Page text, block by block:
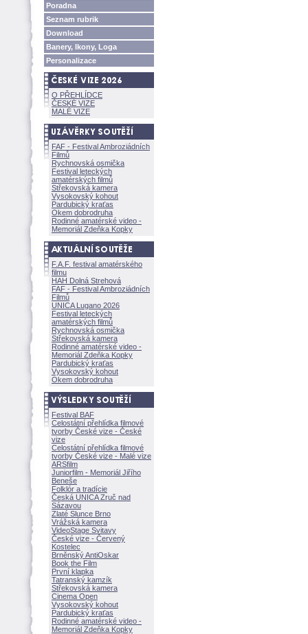
Poradna
Seznam rubrik
Download
Banery, Ikony, Loga
Personalizace
O PŘEHLÍDCE
ČESKÉ VIZE
MALÉ VIZE
FAF - Festival Ambroziádních
Filmů
Rychnovská osmička
Festival leteckých
amatérských filmů
Střekovská kamera
Vysokovský kohout
Pardubický kraťas
Okem dobrodruha
Rodinné amatérské video -
Memoriál Zdeňka Kopky
F.A.F. festival amatérského
filmu
HAH Dolná Strehov
FAF - Festival Ambroziádních
Filmů
UNICA Lugano 2026
Festival leteckých
amatérských filmů
Rychnovská osmička
Střekovská kamera
Rodinné amatérské video -
Memoriál Zdeňka Kopky
Pardubický kraťas
Vysokovský kohout
Okem dobrodruha
Festival BAF
Celostátní přehlídka filmové
tvorby České vize - České
vize
Celostátní přehlídka filmové
tvorby České vize - Malé vize
ARSfilm
Juniorfilm - Memoriál Jiřího
Beneše
Folklór a tradície
Česká UNICA Zruč nad
Sázavou
Zlaté Slunce Brno
Vrážská kamera
VideoStage Svitavy
České vize - Červený
Kostelec
Brněnský AntiOskar
Book the Film
První klapka
Tatranský kamzík
Střekovská kamera
Cinema Open
Vysokovský kohout
Pardubický kraťas
Rodinné amatérské video -
Memoriál Zdeňka Kopky